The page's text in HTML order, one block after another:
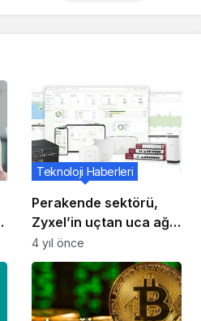
Perakende sektörü,
Zyxel’in uçtan uca ağ
çözümleri ile dijital çağı
yakalıyor
Teknoloji Haberleri
4 yıl önce